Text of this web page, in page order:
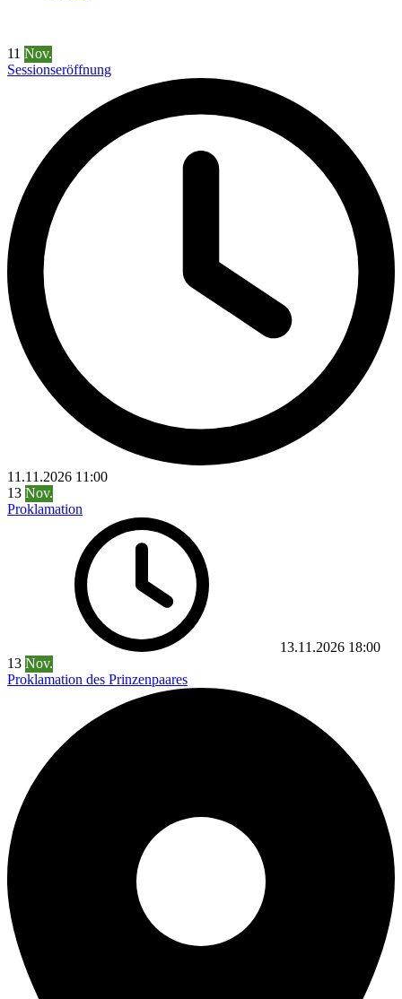
11 Nov.
Sessionseröffnung
11.11.2026 11:00
13 Nov.
Proklamation
13.11.2026 18:00
13 Nov.
Proklamation des Prinzenpaares